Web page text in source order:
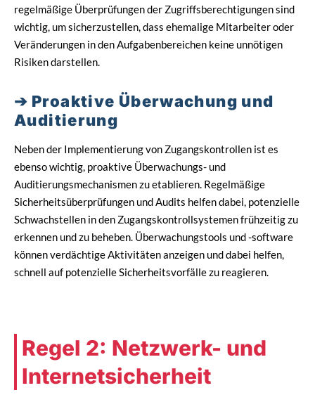
regelmäßige Überprüfungen der Zugriffsberechtigungen sind
wichtig, um sicherzustellen, dass ehemalige Mitarbeiter oder
Veränderungen in den Aufgabenbereichen keine unnötigen
Risiken darstellen.
Proaktive Überwachung und
Auditierung
Neben der Implementierung von Zugangskontrollen ist es
ebenso wichtig, proaktive Überwachungs- und
Auditierungsmechanismen zu etablieren. Regelmäßige
Sicherheitsüberprüfungen und Audits helfen dabei, potenzielle
Schwachstellen in den Zugangskontrollsystemen frühzeitig zu
erkennen und zu beheben. Überwachungstools und -software
können verdächtige Aktivitäten anzeigen und dabei helfen,
schnell auf potenzielle Sicherheitsvorfälle zu reagieren.
Regel 2: Netzwerk- und
Internetsicherheit